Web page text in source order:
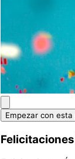
Empezar con esta